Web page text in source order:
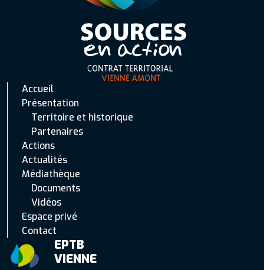
Accueil
Présentation
Territoire et historique
Partenaires
Actions
Actualités
Médiathèque
Documents
Vidéos
Espace privé
Contact
EPTB
VIENNE